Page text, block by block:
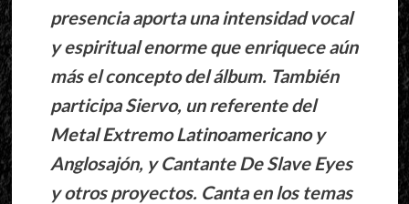
presencia aporta una intensidad vocal
y espiritual enorme que enriquece aún
más el concepto del álbum. También
participa Siervo, un referente del
Metal Extremo Latinoamericano y
Anglosajón, y Cantante De Slave Eyes
y otros proyectos. Canta en los temas